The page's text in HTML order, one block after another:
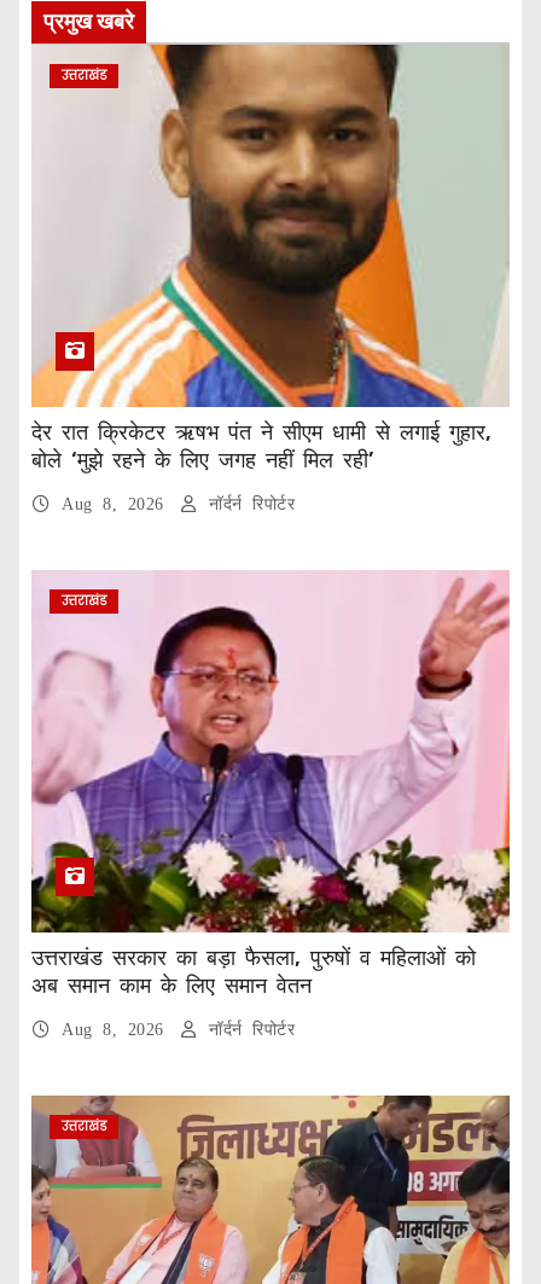
प्रमुख खबरे
उत्तराखंड
देर रात क्रिकेटर ऋषभ पंत ने सीएम धामी से लगाई गुहार,
बोले ‘मुझे रहने के लिए जगह नहीं मिल रही’
Aug 8, 2026 नॉर्दर्न रिपोर्टर
उत्तराखंड
उत्तराखंड सरकार का बड़ा फैसला, पुरुषों व महिलाओं को
अब समान काम के लिए समान वेतन
Aug 8, 2026 नॉर्दर्न रिपोर्टर
उत्तराखंड